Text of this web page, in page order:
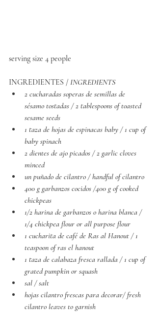
serving size 4 people
INGREDIENTES / INGREDIENTS
2 cucharadas soperas de semillas de
sésamo tostadas / 2 tablespoons of toasted
sesame seeds
1 taza de hojas de espinacas baby / 1 cup of
baby spinach
2 dientes de ajo picados / 2 garlic cloves
minced
un puñado de cilantro / handful of cilantro
400 g garbanzos cocidos /400 g of cooked
chickpeas
1/2 harina de garbanzos o harina blanca /
1/4 chickpea flour or all purpose flour
1 cucharita de café de Ras al Hanout / 1
teaspoon of ras el hanout
1 taza de calabaza fresca rallada / 1 cup of
grated pumpkin or squash
sal / salt
hojas cilantro frescas para decorar/ fresh
cilantro leaves to garnish